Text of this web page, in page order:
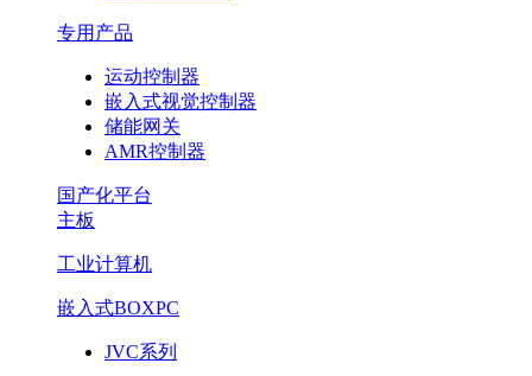
专用产品
运动控制器
嵌入式视觉控制器
储能网关
AMR控制器
国产化平台
主板
工业计算机
嵌入式BOXPC
JVC系列